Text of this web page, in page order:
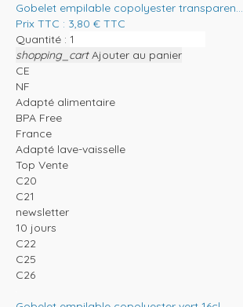
Gobelet empilable copolyester transparen...
Prix TTC : 3,80 € TTC
Quantité :
shopping_cart Ajouter au panier
CE
NF
Adapté alimentaire
BPA Free
France
Adapté lave-vaisselle
Top Vente
C20
C21
newsletter
10 jours
C22
C25
C26